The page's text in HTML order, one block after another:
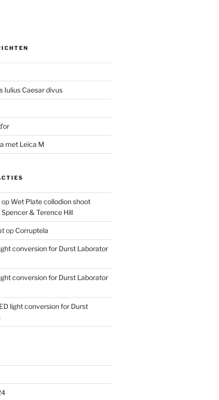
Iulius Caesar divus
met Leica M
opWet Plate collodion shoot
& Terence Hill
op Corruptela
conversion for Durst Laborator
conversion for Durst Laborator
light conversion for Durst